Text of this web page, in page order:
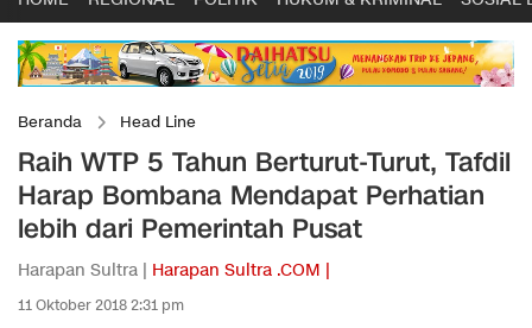
Beranda Head Line
Raih WTP 5 Tahun Berturut-Turut, Tafdil
Harap Bombana Mendapat Perhatian
lebih dari Pemerintah Pusat
Harapan Sultra | Harapan Sultra .COM |
11 Oktober 2018 2:31 pm